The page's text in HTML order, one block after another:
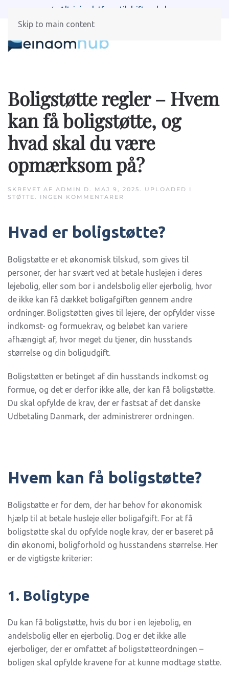
Skip to main content
Spar tid med automatiserede processer
Boligstøtte regler – Hvem
kan få boligstøtte, og
hvad skal du være
opmærksom på?
SKREVET AF ADMIN D. MAJ 9, 2025. UPLOADED I
STØTTE. INGEN KOMMENTARER
HVEM
KAN
OG
HVAD
SKAL
DU
VÆRE
OPMÆRKSOM
PÅ?
Hvad er boligstøtte?
Boligstøtte er et økonomisk tilskud, som gives til
personer, der har svært ved at betale huslejen i deres
lejebolig, eller som bor i andelsbolig eller ejerbolig, hvor
de ikke kan få dækket boligafgiften gennem andre
ordninger. Boligstøtten gives til lejere, der opfylder visse
indkomst- og formuekrav, og beløbet kan variere
afhængigt af, hvor meget du tjener, din husstands
størrelse og din boligudgift.
Boligstøtten er betinget af din husstands indkomst og
formue, og det er derfor ikke alle, der kan få boligstøtte.
Du skal opfylde de krav, der er fastsat af det danske
Udbetaling Danmark, der administrerer ordningen.
Hvem kan få boligstøtte?
Boligstøtte er for dem, der har behov for økonomisk
hjælp til at betale husleje eller boligafgift. For at få
boligstøtte skal du opfylde nogle krav, der er baseret på
din økonomi, boligforhold og husstandens størrelse. Her
er de vigtigste kriterier:
1. Boligtype
Du kan få boligstøtte, hvis du bor i en lejebolig, en
andelsbolig eller en ejerbolig. Dog er det ikke alle
ejerboliger, der er omfattet af boligstøtteordningen –
boligen skal opfylde kravene for at kunne modtage støtte.